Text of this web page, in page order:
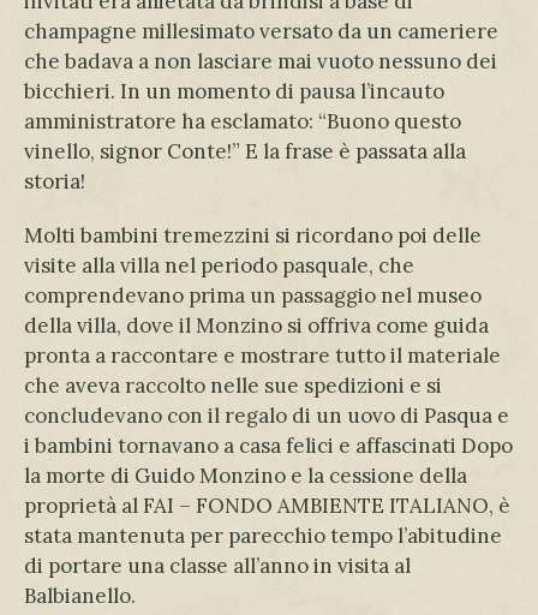
champagne millesimato versato da un cameriere
che badava a non lasciare mai vuoto nessuno dei
bicchieri. In un momento di pausa l’incauto
amministratore ha esclamato: “Buono questo
vinello, signor Conte!” E la frase è passata alla
storia!
Molti bambini tremezzini si ricordano poi delle
visite alla villa nel periodo pasquale, che
comprendevano prima un passaggio nel museo
della villa, dove il Monzino si offriva come guida
pronta a raccontare e mostrare tutto il materiale
che aveva raccolto nelle sue spedizioni e si
concludevano con il regalo di un uovo di Pasqua e
i bambini tornavano a casa felici e affascinati Dopo
la morte di Guido Monzino e la cessione della
proprietà al FAI – FONDO AMBIENTE ITALIANO, è
stata mantenuta per parecchio tempo l’abitudine
di portare una classe all’anno in visita al
Balbianello.